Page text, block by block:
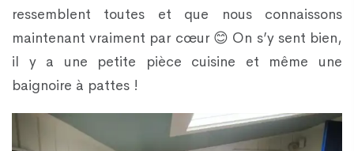
ressemblent toutes et que nous connaissons
maintenant vraiment par cœur 😊 On s’y sent bien,
il y a une petite pièce cuisine et même une
baignoire à pattes !